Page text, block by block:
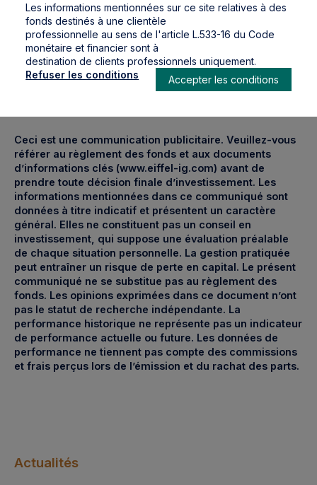
Les informations mentionnées sur ce site relatives à des
fonds destinés à une clientèle
professionnelle au sens de l'article L.533-16 du Code
monétaire et financier sont à
destination de clients professionnels uniquement.
Refuser les conditions
Accepter les conditions
(1) Le taux de rendement actuariel est une estimation du
taux de rendement à maturité au 27/08/2024, dans un
scénario sans défaut et basé sur la réalisation
d’hypothèses de marché définies par la société de gestion.
Il ne constitue en aucun cas une promesse de rendement
ou de performance.
Ceci est une communication publicitaire. Veuillez-vous
référer au règlement des fonds et aux documents
d’informations clés (www.eiffel-ig.com) avant de
prendre toute décision finale d’investissement. Les
informations mentionnées dans ce communiqué sont
données à titre indicatif et présentent un caractère
général. Elles ne constituent pas un conseil en
investissement, qui suppose une évaluation préalable
de chaque situation personnelle. La gestion pratiquée
peut entraîner un risque de perte en capital. Le présent
communiqué ne se substitue pas au règlement des
fonds. Les opinions exprimées dans ce document n’ont
pas le statut de recherche indépendante. La
performance historique ne représente pas un indicateur
de performance actuelle ou future. Les données de
performance ne tiennent pas compte des commissions
et frais perçus lors de l’émission et du rachat des parts.
Actualités